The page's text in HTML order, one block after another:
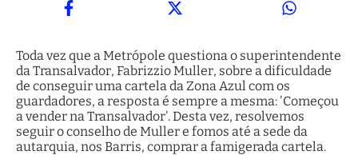
Toda vez que a Metrópole questiona o superintendente
da Transalvador, Fabrizzio Muller, sobre a dificuldade
de conseguir uma cartela da Zona Azul com os
guardadores, a resposta é sempre a mesma: 'Começou
a vender na Transalvador'. Desta vez, resolvemos
seguir o conselho de Muller e fomos até a sede da
autarquia, nos Barris, comprar a famigerada cartela.